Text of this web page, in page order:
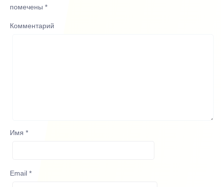
помечены *
Комментарий
Имя *
Email *